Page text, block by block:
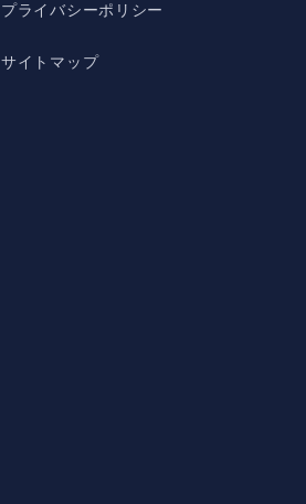
プライバシーポリシー
サイトマップ